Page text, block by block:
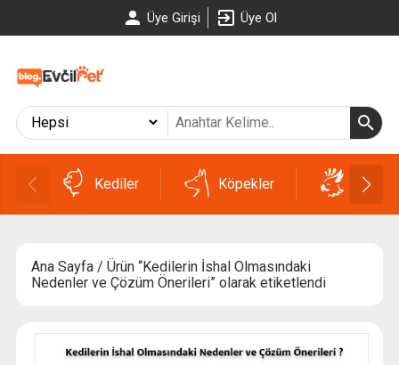
Üye Girişi Üye Ol
Kediler Köpekler Kuşlar
Ana Sayfa / Ürün “Kedilerin İshal Olmasındaki
Nedenler ve Çözüm Önerileri” olarak etiketlendi